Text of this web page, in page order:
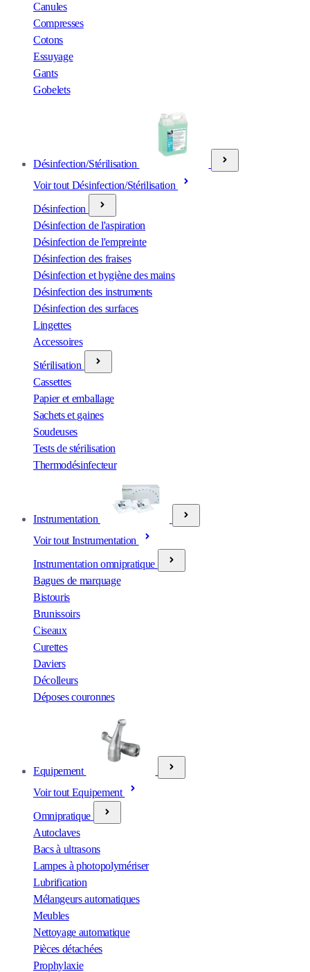
Canules
Compresses
Cotons
Essuyage
Gants
Gobelets
Désinfection/Stérilisation
Voir tout Désinfection/Stérilisation
Désinfection
Désinfection de l'aspiration
Désinfection de l'empreinte
Désinfection des fraises
Désinfection et hygiène des mains
Désinfection des instruments
Désinfection des surfaces
Lingettes
Accessoires
Stérilisation
Cassettes
Papier et emballage
Sachets et gaines
Soudeuses
Tests de stérilisation
Thermodésinfecteur
Instrumentation
Voir tout Instrumentation
Instrumentation omnipratique
Bagues de marquage
Bistouris
Brunissoirs
Ciseaux
Curettes
Daviers
Décolleurs
Déposes couronnes
Equipement
Voir tout Equipement
Omnipratique
Autoclaves
Bacs à ultrasons
Lampes à photopolymériser
Lubrification
Mélangeurs automatiques
Meubles
Nettoyage automatique
Pièces détachées
Prophylaxie